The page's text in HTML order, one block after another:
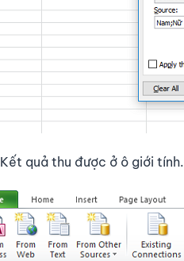
Kết quả thu được ở ô giới tính.